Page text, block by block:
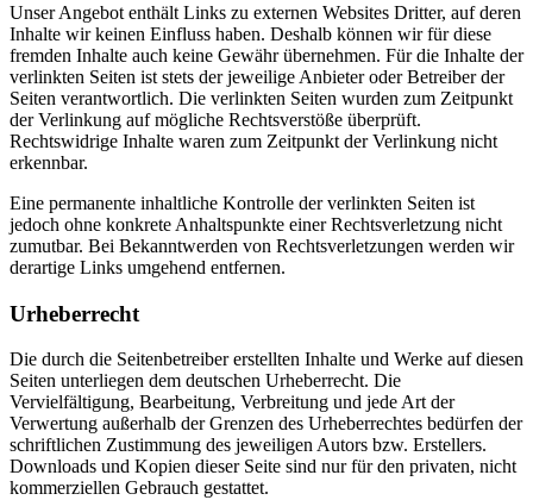
Unser Angebot enthält Links zu externen Websites Dritter, auf deren
Inhalte wir keinen Einfluss haben. Deshalb können wir für diese
fremden Inhalte auch keine Gewähr übernehmen. Für die Inhalte der
verlinkten Seiten ist stets der jeweilige Anbieter oder Betreiber der
Seiten verantwortlich. Die verlinkten Seiten wurden zum Zeitpunkt
der Verlinkung auf mögliche Rechtsverstöße überprüft.
Rechtswidrige Inhalte waren zum Zeitpunkt der Verlinkung nicht
erkennbar.
Eine permanente inhaltliche Kontrolle der verlinkten Seiten ist
jedoch ohne konkrete Anhaltspunkte einer Rechtsverletzung nicht
zumutbar. Bei Bekanntwerden von Rechtsverletzungen werden wir
derartige Links umgehend entfernen.
Urheberrecht
Die durch die Seitenbetreiber erstellten Inhalte und Werke auf diesen
Seiten unterliegen dem deutschen Urheberrecht. Die
Vervielfältigung, Bearbeitung, Verbreitung und jede Art der
Verwertung außerhalb der Grenzen des Urheberrechtes bedürfen der
schriftlichen Zustimmung des jeweiligen Autors bzw. Erstellers.
Downloads und Kopien dieser Seite sind nur für den privaten, nicht
kommerziellen Gebrauch gestattet.